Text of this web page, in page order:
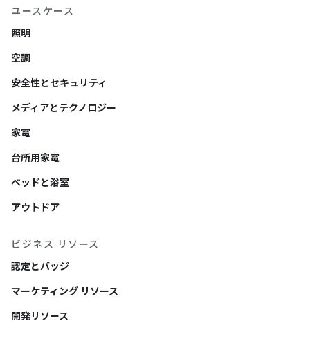
ユースケース
照明
空調
安全性とセキュリティ
メディアとテクノロジー
家電
台所用家電
ベッドと浴室
アウトドア
ビジネス リソース
認定とバッジ
マーケティング リソース
開発リソース